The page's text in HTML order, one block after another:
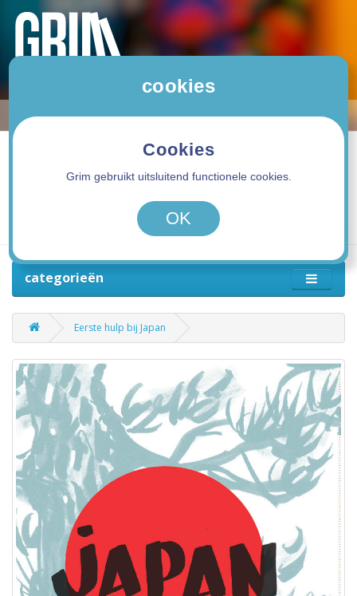
0 product(en) - 0,00€
categorieën
Eerste hulp bij Japan
cookies
Cookies
Grim gebruikt uitsluitend functionele cookies.
OK